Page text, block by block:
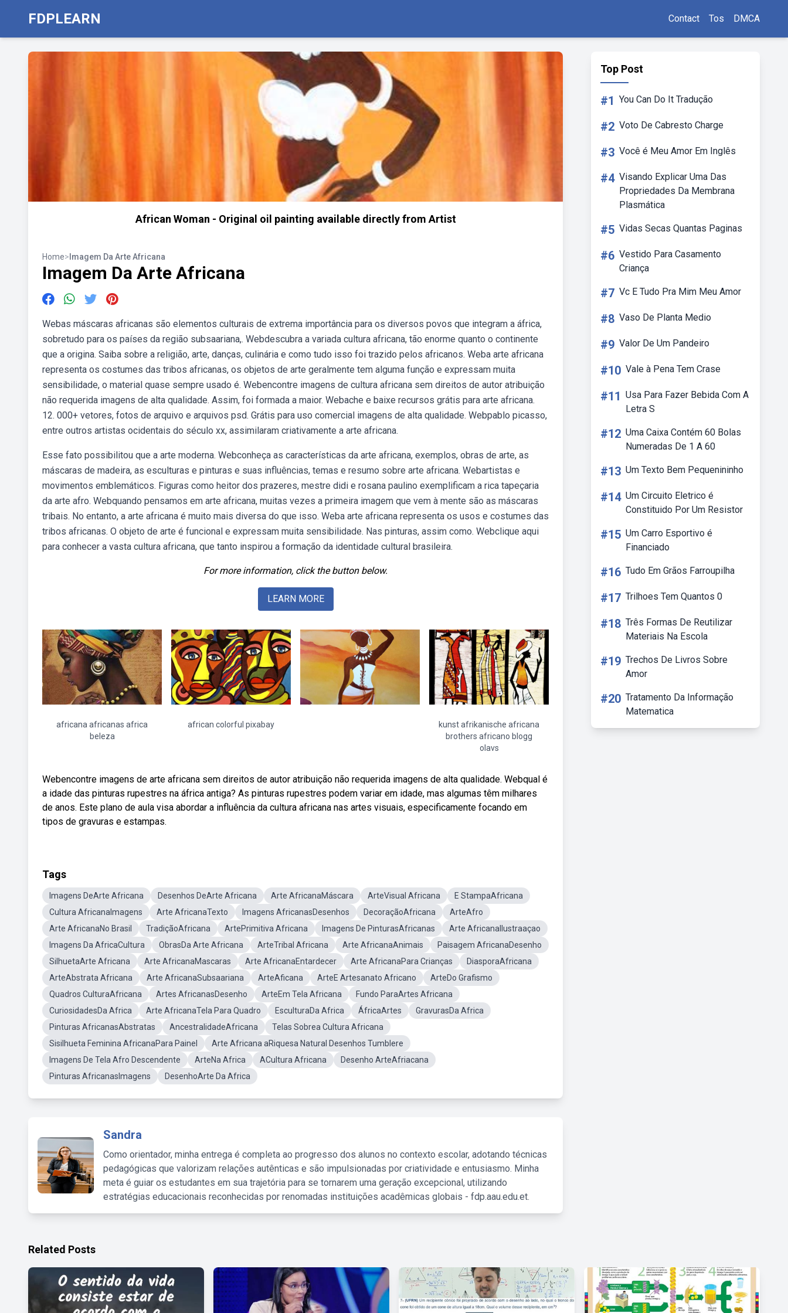
FDPLEARN Contact Tos DMCA
African Woman - Original oil painting available directly from Artist
Home> Imagem Da Arte Africana
Imagem Da Arte Africana
Webas máscaras africanas são elementos culturais de extrema importância para os diversos povos que integram a áfrica,
sobretudo para os países da região subsaariana,. Webdescubra a variada cultura africana, tão enorme quanto o continente
que a origina. Saiba sobre a religião, arte, danças, culinária e como tudo isso foi trazido pelos africanos. Weba arte africana
representa os costumes das tribos africanas, os objetos de arte geralmente tem alguma função e expressam muita
sensibilidade, o material quase sempre usado é. Webencontre imagens de cultura africana sem direitos de autor atribuição
não requerida imagens de alta qualidade. Assim, foi formada a maior. Webache e baixe recursos grátis para arte africana.
12. 000+ vetores, fotos de arquivo e arquivos psd. Grátis para uso comercial imagens de alta qualidade. Webpablo picasso,
entre outros artistas ocidentais do século xx, assimilaram criativamente a arte africana.
Esse fato possibilitou que a arte moderna. Webconheça as características da arte africana, exemplos, obras de arte, as
máscaras de madeira, as esculturas e pinturas e suas influências, temas e resumo sobre arte africana. Webartistas e
movimentos emblemáticos. Figuras como heitor dos prazeres, mestre didi e rosana paulino exemplificam a rica tapeçaria
da arte afro. Webquando pensamos em arte africana, muitas vezes a primeira imagem que vem à mente são as máscaras
tribais. No entanto, a arte africana é muito mais diversa do que isso. Weba arte africana representa os usos e costumes das
tribos africanas. O objeto de arte é funcional e expressam muita sensibilidade. Nas pinturas, assim como. Webclique aqui
para conhecer a vasta cultura africana, que tanto inspirou a formação da identidade cultural brasileira.
For more information, click the button below.
LEARN MORE
africana africanas africa
beleza
african colorful pixabay
kunst afrikanische africana
brothers africano blogg
olavs
Webencontre imagens de arte africana sem direitos de autor atribuição não requerida imagens de alta qualidade. Webqual é
a idade das pinturas rupestres na áfrica antiga? As pinturas rupestres podem variar em idade, mas algumas têm milhares
de anos. Este plano de aula visa abordar a influência da cultura africana nas artes visuais, especificamente focando em
tipos de gravuras e estampas.
Tags
Imagens DeArte Africana Desenhos DeArte Africana Arte AfricanaMáscara ArteVisual Africana
E StampaAfricana
Cultura AfricanaImagens
Arte AfricanaTexto Imagens AfricanasDesenhos DecoraçãoAfricana
ArteAfro
Arte AfricanaNo Brasil
TradiçãoAfricana ArtePrimitiva Africana Imagens De PinturasAfricanas
Arte AfricanaIlustraaçao
Imagens Da AfricaCultura
ObrasDa Arte Africana ArteTribal Africana Arte AfricanaAnimais
Paisagem AfricanaDesenho
SilhuetaArte Africana
Arte AfricanaMascaras Arte AfricanaEntardecer Arte AfricanaPara Crianças
DiasporaAfricana
ArteAbstrata Africana
Arte AfricanaSubsaariana ArteAficana ArteE Artesanato Africano
ArteDo Grafismo
Quadros CulturaAfricana
Artes AfricanasDesenho ArteEm Tela Africana
Fundo ParaArtes Africana
CuriosidadesDa Africa
Arte AfricanaTela Para Quadro EsculturaDa Africa ÁfricaArtes
GravurasDa Africa
Pinturas AfricanasAbstratas
AncestralidadeAfricana
Telas Sobrea Cultura Africana
Sisilhueta Feminina AfricanaPara Painel
Arte Africana aRiquesa Natural Desenhos Tumblere
Imagens De Tela Afro Descendente
ArteNa Africa ACultura Africana
Desenho ArteAfriacana
Pinturas AfricanasImagens
DesenhoArte Da Africa
Sandra
Como orientador, minha entrega é completa ao progresso dos alunos no contexto escolar, adotando técnicas
pedagógicas que valorizam relações autênticas e são impulsionadas por criatividade e entusiasmo. Minha
meta é guiar os estudantes em sua trajetória para se tornarem uma geração excepcional, utilizando
estratégias educacionais reconhecidas por renomadas instituições acadêmicas globais - fdp.aau.edu.et.
Top Post
#1 You Can Do It Tradução
#2 Voto De Cabresto Charge
#3 Você é Meu Amor Em Inglês
#4 Visando Explicar Uma Das
Propriedades Da Membrana
Plasmática
#5 Vidas Secas Quantas Paginas
#6 Vestido Para Casamento
Criança
#7 Vc E Tudo Pra Mim Meu Amor
#8 Vaso De Planta Medio
#9 Valor De Um Pandeiro
#10 Vale à Pena Tem Crase
#11 Usa Para Fazer Bebida Com A
Letra S
#12 Uma Caixa Contém 60 Bolas
Numeradas De 1 A 60
#13 Um Texto Bem Pequenininho
#14 Um Circuito Eletrico é
Constituido Por Um Resistor
#15 Um Carro Esportivo é
Financiado
#16 Tudo Em Grãos Farroupilha
#17 Trilhoes Tem Quantos 0
#18 Três Formas De Reutilizar
Materiais Na Escola
#19 Trechos De Livros Sobre
Amor
#20 Tratamento Da Informação
Matematica
Related Posts